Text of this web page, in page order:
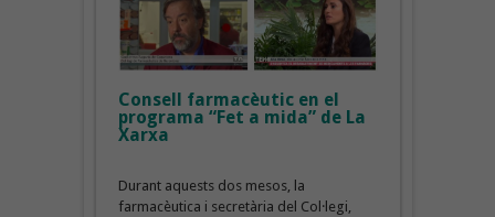
Consell farmacèutic en el
programa “Fet a mida” de La
Xarxa
Durant aquests dos mesos, la
farmacèutica i secretària del Col·legi,